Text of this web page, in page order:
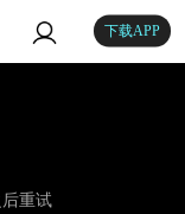
下载APP
重试